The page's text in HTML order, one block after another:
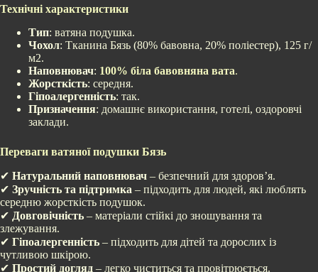
Технічні характеристики
Тип: ватяна подушка.
Чохол: Тканина Бязь (80% бавовна, 20% поліестер), 125 г/
м2.
Наповнювач: 100% біла бавовняна вата.
Жорсткість: середня.
Гіпоалергенність: так.
Призначення: домашнє використання, готелі, оздоровчі
заклади.
Переваги ватяної подушки Бязь
✔ Натуральний наповнювач – безпечний для здоров’я.
✔ Зручність та підтримка – підходить для людей, які люблять
середню жорсткість подушок.
✔ Довговічність – матеріали стійкі до зношування та
злежування.
✔ Гіпоалергенність – підходить для дітей та дорослих із
чутливою шкірою.
✔ Простий догляд – легко чиститься та провітрюється.